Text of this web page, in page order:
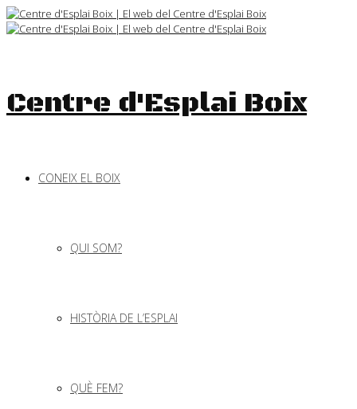
Skip
to
Centre d'Esplai Boix
CONEIX EL BOIX
QUI SOM?
HISTÒRIA DE L’ESPLAI
QUÈ FEM?